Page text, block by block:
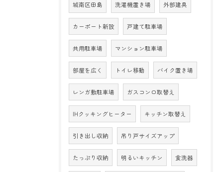
城南区田島 洗濯機置き場 外部建具
カーポート新設 戸建て駐車場
共用駐車場 マンション駐車場
部屋を広く トイレ移動 バイク置き場
レンガ敷駐車場 ガスコンロ取替え
IHクッキングヒーター キッチン取替え
引き出し収納 吊り戸サイズアップ
たっぷり収納 明るいキッチン 食洗器